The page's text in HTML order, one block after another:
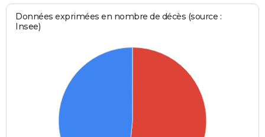
Données exprimées en nombre de décès (source :
Insee)